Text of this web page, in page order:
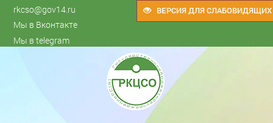
ВЕРСИЯ ДЛЯ СЛАБОВИДЯЩИХ
rkcso@gov14.ru
Мы в Вконтакте
Мы в telegram